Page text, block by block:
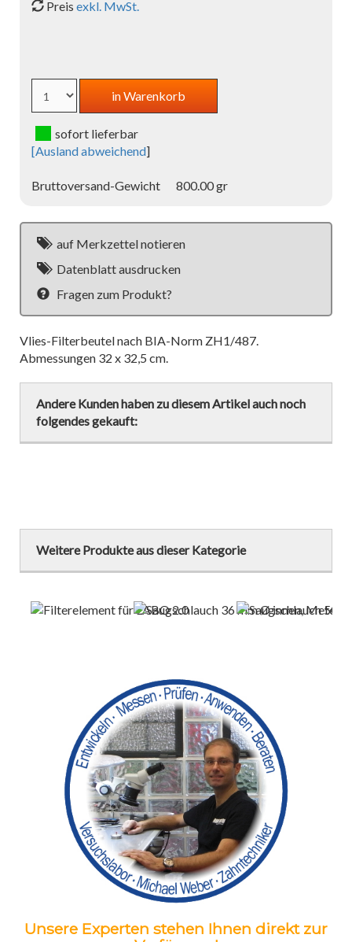
Preis exkl. MwSt.
sofort lieferbar
[Ausland abweichend]
Bruttoversand-Gewicht 800.00 gr
auf Merkzettel notieren
Datenblatt ausdrucken
Fragen zum Produkt?
Vlies-Filterbeutel nach BIA-Norm ZH1/487.
Abmessungen 32 x 32,5 cm.
Andere Kunden haben zu diesem Artikel auch noch
folgendes gekauft:
Weitere Produkte aus dieser Kategorie
Unsere Experten stehen Ihnen direkt zur